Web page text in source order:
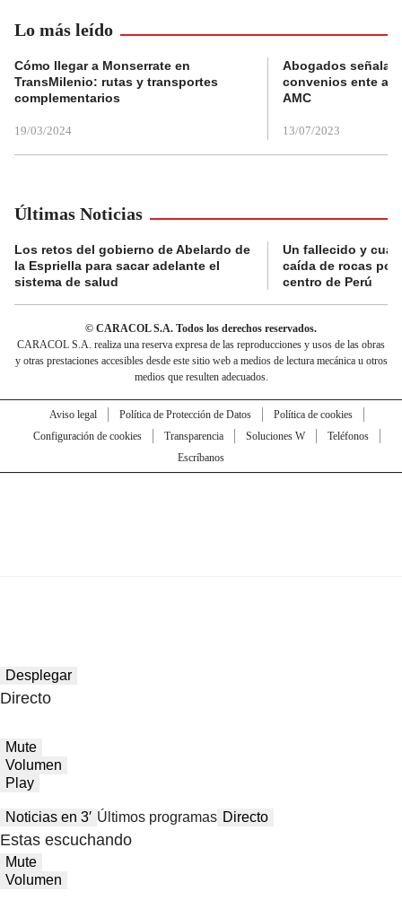
Lo más leído
Cómo llegar a Monserrate en
TransMilenio: rutas y transportes
complementarios
19/03/2024
Abogados
convenios ente
AMC
13/07/2023
Últimas Noticias
Los retos del gobierno de Abelardo de
la Espriella para sacar adelante el
sistema de salud
Un fallecido y
caída de rocas por
centro de Perú
© CARACOL S.A. Todos los derechos reservados.
CARACOL S.A. realiza una reserva expresa de las reproducciones y usos de las obras
y otras prestaciones accesibles desde este sitio web a medios de lectura mecánica u otros
medios que resulten adecuados.
Aviso legal Política de Protección de Datos
Política de cookies
Configuración de cookies
Transparencia Soluciones W
Teléfonos
Escríbanos
Desplegar
Directo
Mute
Volumen
Play
Noticias en 3′ Últimos programas Directo
Estas escuchando
Mute
Volumen